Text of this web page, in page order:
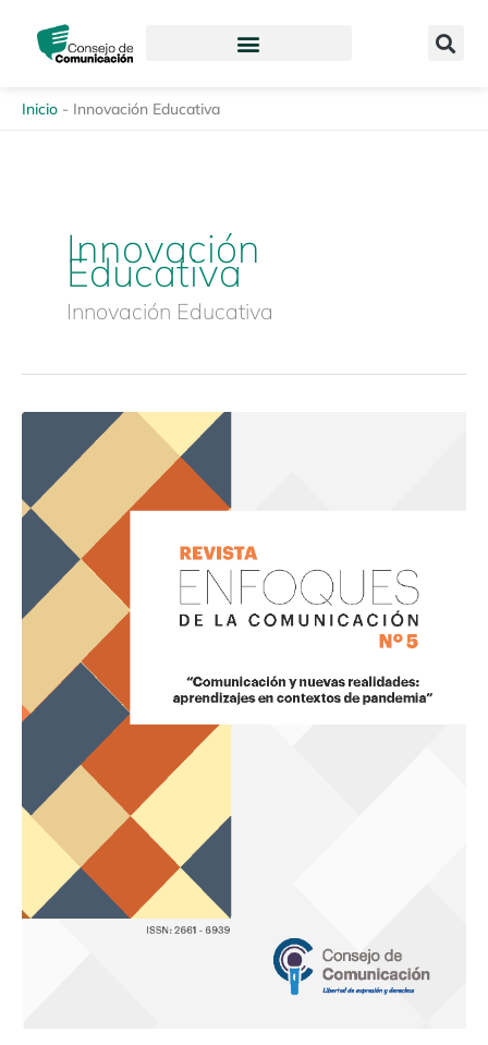
contenido
Inicio - Innovación Educativa
Innovación
Educativa
Innovación Educativa
Comunicación
«Comunicación
nuevas
aprendizajes
contextos
pandemia»